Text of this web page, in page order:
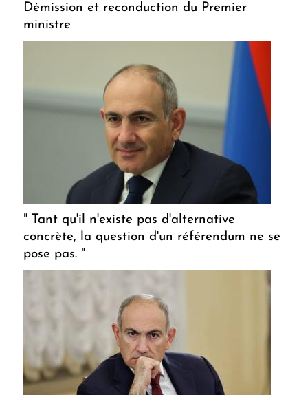
Démission et reconduction du Premier
ministre
" Tant qu'il n'existe pas d'alternative
concrète, la question d'un référendum ne se
pose pas. "